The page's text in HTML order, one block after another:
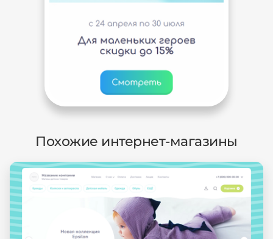
Похожие интернет-магазины